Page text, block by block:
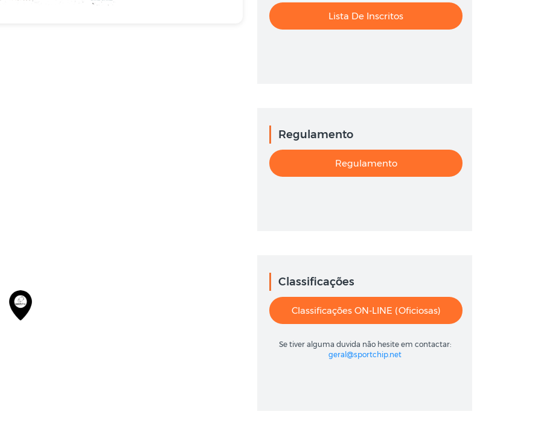
Lista De Inscritos
Regulamento
Regulamento
Classificações
Classificações ON-LINE (oficiosas)
Se tiver alguma duvida não hesite em contactar:
geral@sportchip.net